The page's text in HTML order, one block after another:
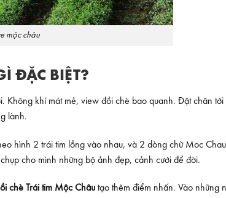
mộc châu
ĐẶC BIỆT?
Không khí mát mẻ, view đồi chè bao quanh. Đặt chân tới
lành.
hình 2 trái tim lồng vào nhau, và 2 dòng chữ Moc
cho mình những bộ ảnh đẹp, cảnh cưới để đời.
chè Trái tim Mộc Châu tạo thêm điểm nhấn. Vào những